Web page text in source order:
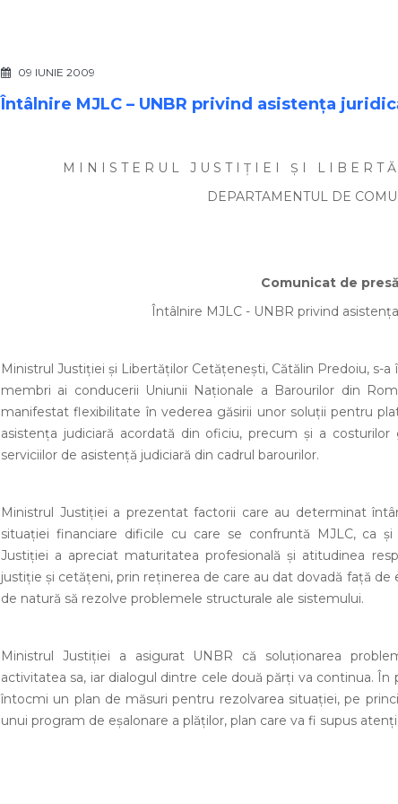
09 IUNIE 2009
Întâlnire MJLC – UNBR privind asistenţa
M I N I S T E R U L J U S T I Ţ I E I Ş I L I B E R T Ă
DEPARTAMENTUL DE
Comunicat de presă
Întâlnire MJLC - UNBR privind
Ministrul Justiţiei şi Libertăţilor Cetăţeneşti, Cătălin Predoiu, s-
membri ai conducerii Uniunii Naţionale a Barourilor din
manifestat flexibilitate în vederea găsirii unor soluţii pentru
asistenţa judiciară acordată din oficiu, precum şi a
serviciilor de asistenţă judiciară din cadrul barourilor.
Ministrul Justiţiei a prezentat factorii care au determinat
situaţiei financiare dificile cu care se confruntă MJLC, ca
Justiţiei a apreciat maturitatea profesională şi atitudinea
justiţie şi cetăţeni, prin reţinerea de care au dat dovadă faţă
de natură să rezolve problemele structurale ale sistemului.
Ministrul Justiţiei a asigurat UNBR că soluţionarea
activitatea sa, iar dialogul dintre cele două părţi va continua.
întocmi un plan de măsuri pentru rezolvarea situaţiei, pe
unui program de eşalonare a plăţilor, plan care va fi supus